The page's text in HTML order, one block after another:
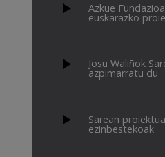
Azkue
euskarazko
Josu Waliñok
azpimarratu du
Sarean
ezinbestekoak